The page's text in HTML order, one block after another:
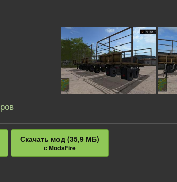
Скачать мод (35,9 МБ)
с ModsFire